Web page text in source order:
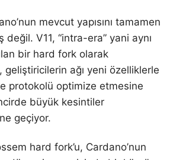
mevcut yapısını tamamen
V11, “intra-era” yani aynı
bir hard fork olarak
geliştiricilerin ağı yeni özelliklerle
protokolü optimize etmesine
büyük kesintiler
geçiyor.
hard fork’u, Cardano’nun